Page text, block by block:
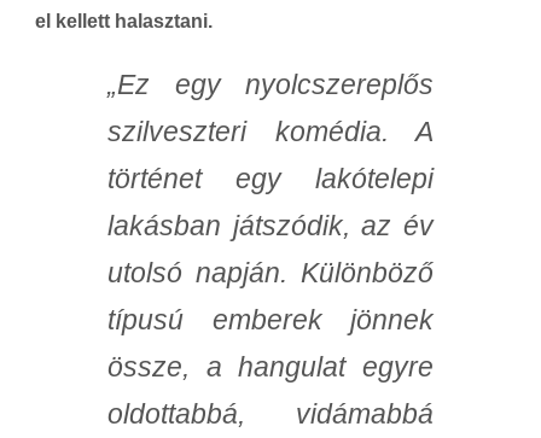
el kellett halasztani.
„Ez egy nyolcszereplős
szilveszteri komédia. A
történet egy lakótelepi
lakásban játszódik, az év
utolsó napján. Különböző
típusú emberek jönnek
össze, a hangulat egyre
oldottabbá, vidámabbá